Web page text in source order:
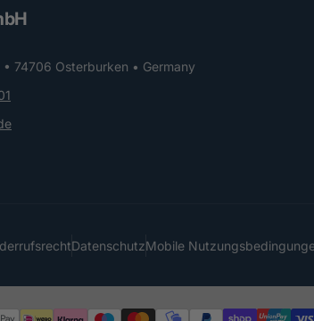
74706 Osterburken • Germany
DatenschutzMobile